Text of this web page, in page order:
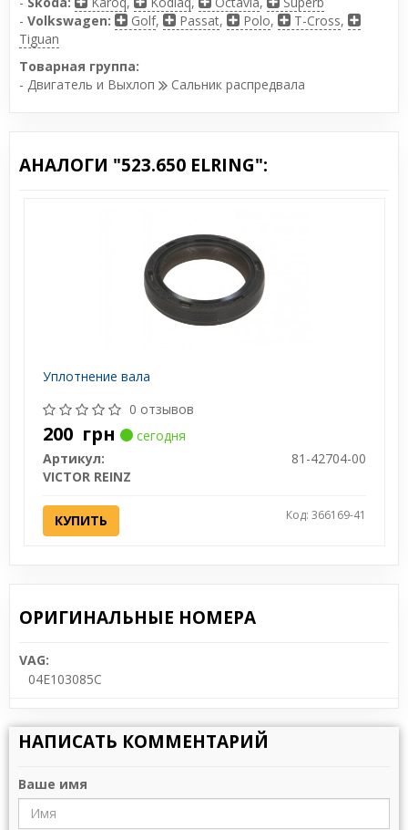
- Volkswagen: Golf, Passat, Polo, T-Cross,
Tiguan
Товарная группа:
- Двигатель и Выхлоп
Сальник распредвала
АНАЛОГИ "523.650 ELRING":
Уплотнение вала
0 отзывов
200 грн
сегодня
Артикул:
81-42704-00
VICTOR REINZ
КУПИТЬ Код: 366169-41
ОРИГИНАЛЬНЫЕ НОМЕРА
VAG:
04E103085C
НАПИСАТЬ КОММЕНТАРИЙ
Ваше имя